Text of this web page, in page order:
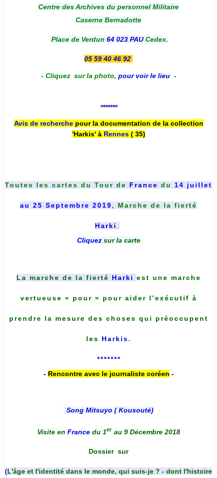
Centre des Archives du personnel Militaire
Caserne Bernadotte
Place de Verdun 64 023 PAUCedex.
05 59 40 46 92
- Cliquez sur la photo, pour voir le lieu -
*******
Avis de recherche pour la documentation de la collection
'Harkis' à Rennes( 35)
Toutes les cartes du Tour de France du 14 juillet
au 25 Septembre 2019, Marche de la fierté
Harki
Cliquez sur la carte
La marche de la fierté Harki est une marche
vertueuse « pour » pour aider l’exécutif à
prendre la mesure des choses qui préoccupent
les Harkis.
*******
- Rencontre avec le journaliste coréen -
Song Mitsuyo ( Kousouté)
Visite en France du 1er au 9 Décembre 2018
Dossier sur
(L'âge et l'identité dans le monde, qui suis-je ? - dont l'histoire